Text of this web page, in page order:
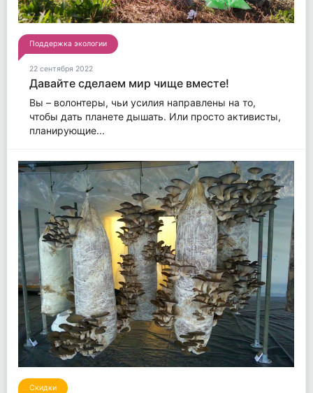
Поддержка экологии
22 сентября 2022
Давайте сделаем мир чище вместе!
Вы – волонтеры, чьи усилия направлены на то,
чтобы дать планете дышать. Или просто активисты,
планирующие...
Скидки